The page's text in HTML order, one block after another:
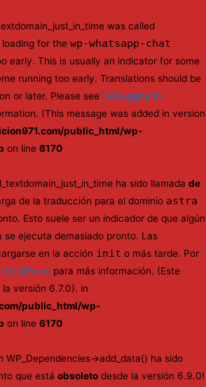
was called
loading for the wp-whatsapp-chat
early. This is usually an indicator for some
running too early. Translations should be
or later. Please see Debugging in
(This message was added in version
public_html/wp-
on line 6170
ha sido llamada de
de la traducción para el dominio astra
Esto suele ser un indicador de que algún
se ejecuta demasiado pronto. Las
en la acción init o más tarde. Por
para más información. (Este
versión 6.7.0). in
public_html/wp-
on line 6170
WP_Dependencies->add_data() ha sido
que está obsoleto desde la versión 6.9.0!